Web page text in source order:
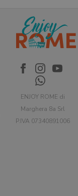
ENJOY ROME di
Marghera 8a Srl
P.IVA 07340891006